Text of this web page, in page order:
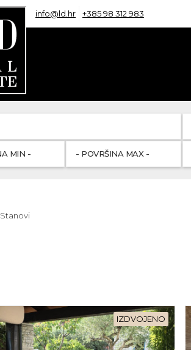
info@ld.hr +385 98 312 983
Stanovi
IZDVOJENO